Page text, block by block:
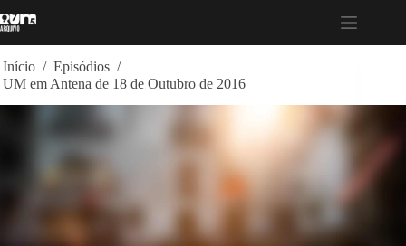
para
Início / Episódios /
UM em Antena de 18 de Outubro de 2016